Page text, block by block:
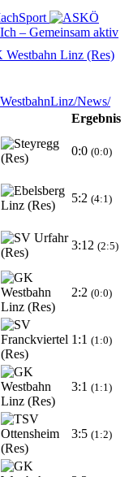
News/
Ergebnis
0:0 (0:0)
5:2 (4:1)
3:12 (2:5)
2:2 (0:0)
1:1 (1:0)
3:1 (1:1)
3:5 (1:2)